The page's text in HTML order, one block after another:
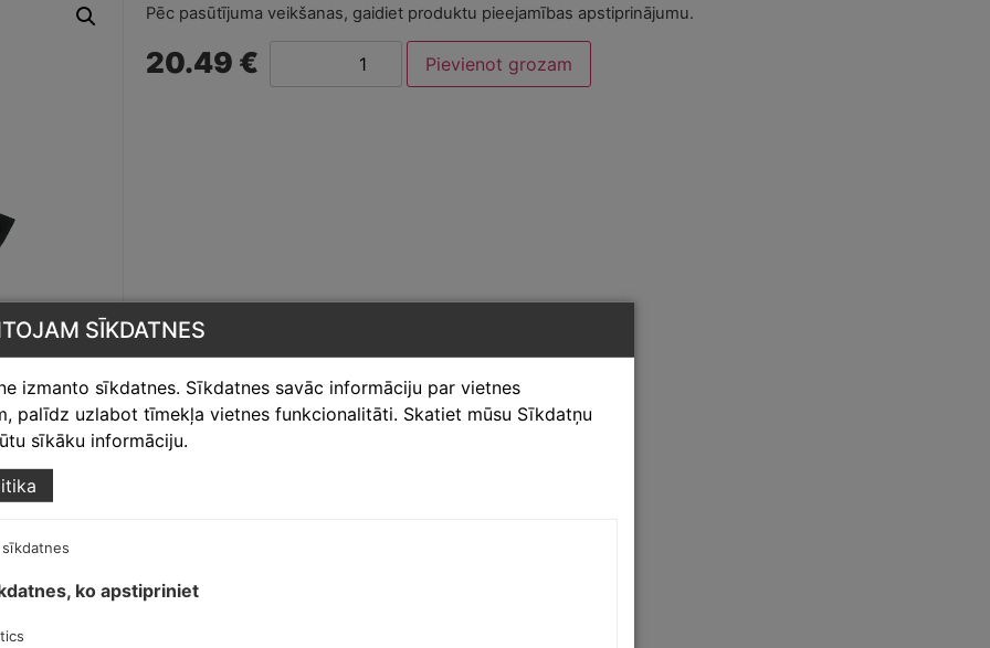
Pēc pasūtījuma veikšanas, gaidiet produktu pieejamības apstiprinājumu.
20.49 € Pievienot grozam
SĪKDATNES
izmanto sīkdatnes. Sīkdatnes savāc informāciju par vietnes
palīdz uzlabot tīmekļa vietnes funkcionalitāti. Skatiet mūsu Sīkdatņu
sīkāku informāciju.
ko apstipriniet